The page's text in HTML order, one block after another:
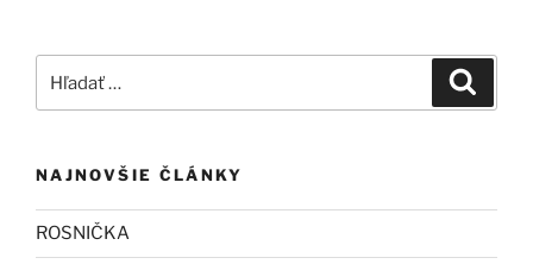
NAJNOVŠIE ČLÁNKY
ROSNIČKA